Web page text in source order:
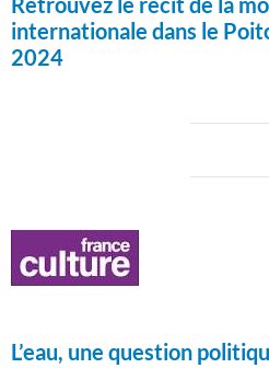
internationale dans le
2024
L’eau, une question